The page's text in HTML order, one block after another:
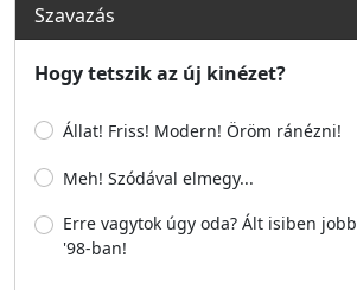
Szavazás
Hogy tetszik az új kinézet?
Állat! Friss! Modern! Öröm ránézni!
Meh! Szódával elmegy...
Erre vagytok úgy oda? Ált isiben
'98-ban!